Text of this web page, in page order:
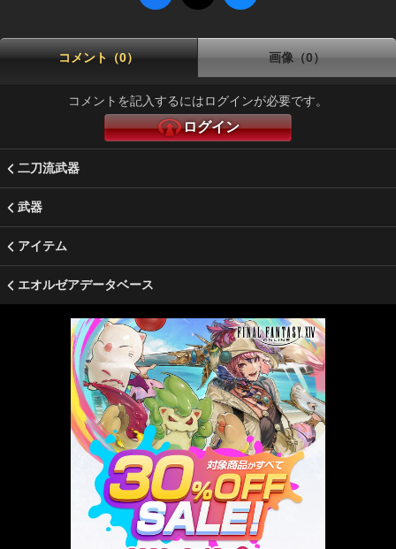
コメント（0） 画像（0）
コメントを記入するにはログインが必要です。
ログイン
二刀流武器
武器
アイテム
エオルゼアデータベース